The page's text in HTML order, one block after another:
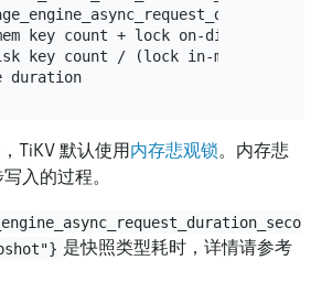
key count + lock on-disk key
key count / (lock in-mem key
    lock write duration
TiKV 默认使用 内存悲观锁。内存悲
入的过程。
是快照类型耗时，详情请参考